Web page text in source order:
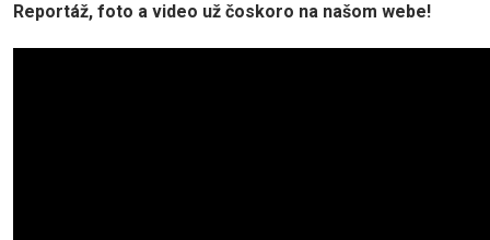
Reportáž, foto a video už čoskoro na našom webe!